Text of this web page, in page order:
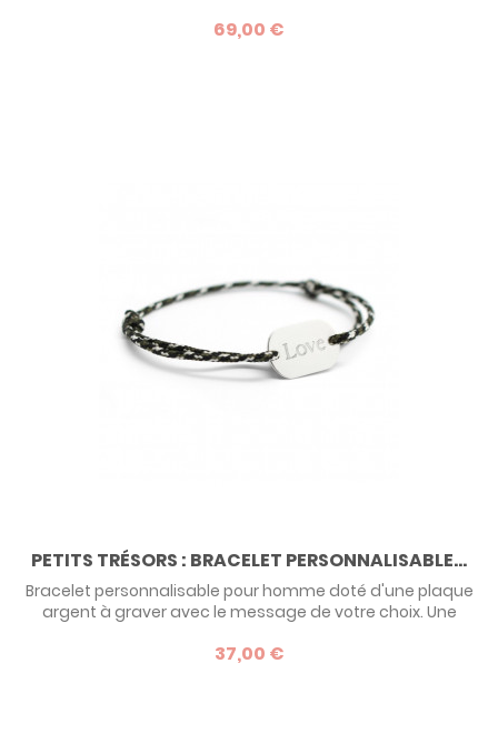
homme branché !
69,00 €
PETITS TRÉSORS : BRACELET PERSONNALISABLE...
Bracelet personnalisable pour homme doté d'une plaque
argent à graver avec le message de votre choix. Une
masculine du bracelet personnalisé. Un best of pour la Fête
37,00 €